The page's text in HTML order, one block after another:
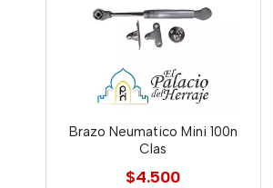
Brazo Neumatico Mini 100n
Clas
$4.500